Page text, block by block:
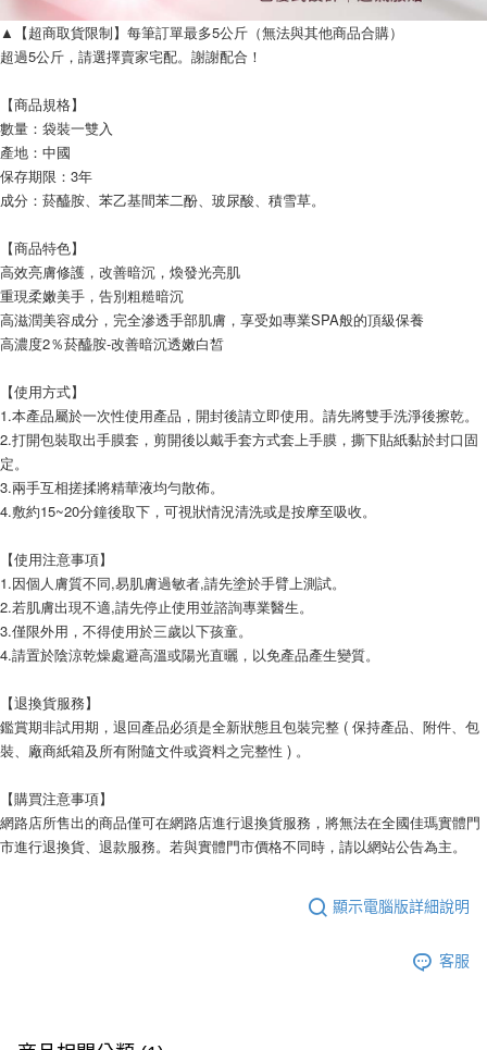
▲【超商取貨限制】每筆訂單最多5公斤（無法與其他商品合購）
超過5公斤，請選擇賣家宅配。謝謝配合！
【商品規格】
數量：袋裝一雙入
產地：中國
保存期限：3年
成分：菸醯胺、苯乙基間苯二酚、玻尿酸、積雪草。
【商品特色】
高效亮膚修護，改善暗沉，煥發光亮肌
重現柔嫩美手，告別粗糙暗沉
高滋潤美容成分，完全滲透手部肌膚，享受如專業SPA般的頂級保養
高濃度2％菸醯胺-改善暗沉透嫩白皙
【使用方式】
1.本產品屬於一次性使用產品，開封後請立即使用。請先將雙手洗淨後擦乾。
2.打開包裝取出手膜套，剪開後以戴手套方式套上手膜，撕下貼紙黏於封口固
定。
3.兩手互相搓揉將精華液均勻散佈。
4.敷約15~20分鐘後取下，可視狀情況清洗或是按摩至吸收。
【使用注意事項】
1.因個人膚質不同,易肌膚過敏者,請先塗於手臂上測試。
2.若肌膚出現不適,請先停止使用並諮詢專業醫生。
3.僅限外用，不得使用於三歲以下孩童。
4.請置於陰涼乾燥處避高溫或陽光直曬，以免產品產生變質。
【退換貨服務】
鑑賞期非試用期，退回產品必須是全新狀態且包裝完整 ( 保持產品、附件、包
裝、廠商紙箱及所有附隨文件或資料之完整性 ) 。
【購買注意事項】
網路店所售出的商品僅可在網路店進行退換貨服務，將無法在全國佳瑪實體門
市進行退換貨、退款服務。若與實體門市價格不同時，請以網站公告為主。
顯示電腦版詳細說明
客服